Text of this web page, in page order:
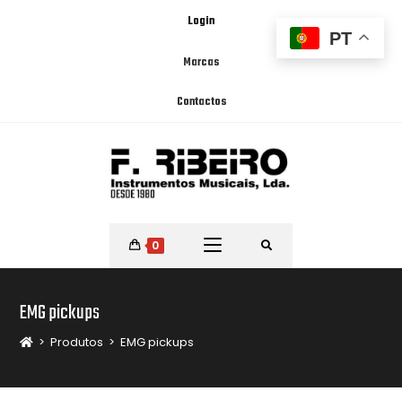
Login
Marcas
Contactos
0
EMG pickups
> Produtos > EMG pickups
PT